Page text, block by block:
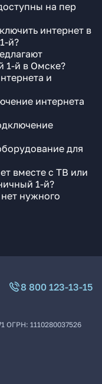
на пер
интернет в
й?
1-й в Омске?
и
интернета
для
вместе с ТВ или
1-й?
нужного
8 800 123-13-15
ОГРН: 1110280037526